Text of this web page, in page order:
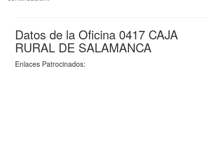
Datos de la Oficina 0417 CAJA
RURAL DE SALAMANCA
Enlaces Patrocinados: